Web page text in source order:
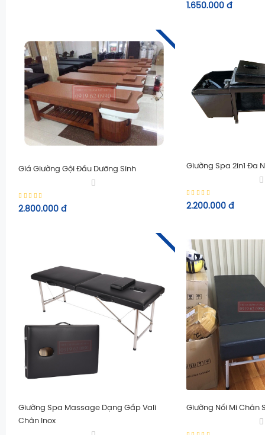
1.650.000 đ
Giá Giường Gội Đầu Dưỡng Sinh
2.800.000 đ
Giường Spa 2in1 Đa
2.200.000 đ
Giường Spa Massage Dạng Gấp Vali
Chân Inox
Giường Nối Mi Chân